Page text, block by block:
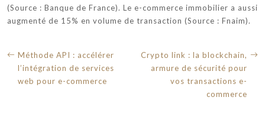
(Source : Banque de France). Le e-commerce immobilier a aussi
augmenté de 15% en volume de transaction (Source : Fnaim).
Méthode API : accélérer
l’intégration de services
web pour e-commerce
Crypto link : la blockchain,
armure de sécurité pour
vos transactions e-
commerce